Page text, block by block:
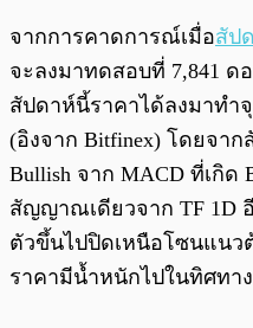
จากการคาดการณ์เมื่อสัป
จะลงมาทดสอบที่ 7,841
สัปดาห์นี้ราคาได้ลงมาทำ
(อิงจาก Bitfinex) โดยจ
Bullish จาก MACD ที่เกิด
สัญญาณเดียวจาก TF 1D
ตัวขึ้นไปปิดเหนือโซนแนว
ราคามีน้ำหนักไปในทิศทาง